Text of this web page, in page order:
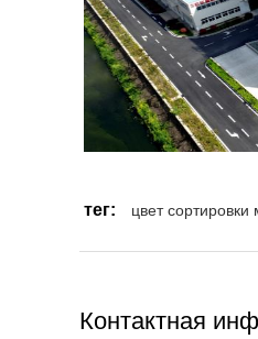
тег: цвет
Контактная